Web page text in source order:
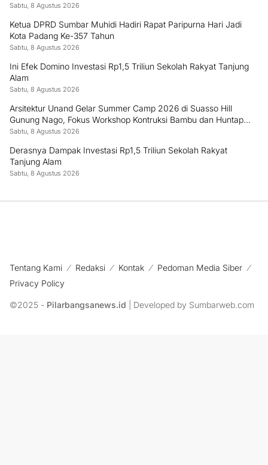
Sabtu, 8 Agustus 2026
Ketua DPRD Sumbar Muhidi Hadiri Rapat Paripurna Hari Jadi
Kota Padang Ke-357 Tahun
Sabtu, 8 Agustus 2026
Ini Efek Domino Investasi Rp1,5 Triliun Sekolah Rakyat Tanjung
Alam
Sabtu, 8 Agustus 2026
Arsitektur Unand Gelar Summer Camp 2026 di Suasso Hill
Gunung Nago, Fokus Workshop Kontruksi Bambu dan Huntap
Kayu
Sabtu, 8 Agustus 2026
Derasnya Dampak Investasi Rp1,5 Triliun Sekolah Rakyat
Tanjung Alam
Sabtu, 8 Agustus 2026
Tentang Kami Redaksi Kontak
Pedoman Media Siber
Privacy Policy
©2025 - Pilarbangsanews.id | Developed by Sumbarweb.com